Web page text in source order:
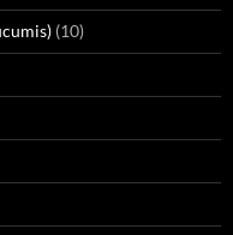
(10)